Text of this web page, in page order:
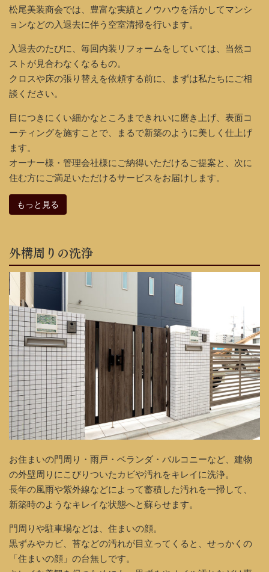
松尾美装商会では、豊富な実績とノウハウを活かしてマンシ
ョンなどの入退去に伴う空室清掃を行います。
入退去のたびに、毎回内装リフォームをしていては、当然コ
ストが見合わなくなるもの。
クロスや床の張り替えを依頼する前に、まずは私たちにご相
談ください。
目につきにくい細かなところまできれいに磨き上げ、表面コ
ーティングを施すことで、まるで新築のように美しく仕上げ
ます。
オーナー様・管理会社様にご納得いただけるご提案と、次に
住む方にご満足いただけるサービスをお届けします。
もっと見る
外構周りの洗浄
お住まいの門周り・雨戸・ベランダ・バルコニーなど、建物
の外壁周りにこびりついたカビや汚れをキレイに洗浄。
長年の風雨や紫外線などによって蓄積した汚れを一掃して、
新築時のようなキレイな状態へと蘇らせます。
門周りや駐車場などは、住まいの顔。
黒ずみやカビ、苔などの汚れが目立ってくると、せっかくの
「住まいの顔」の台無しです。